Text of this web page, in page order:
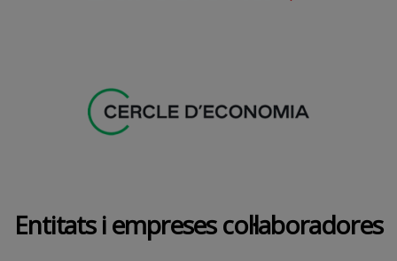
Entitats i empreses col·laboradores